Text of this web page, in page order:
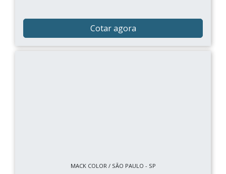
Cotar agora
MACK COLOR / SÃO PAULO - SP